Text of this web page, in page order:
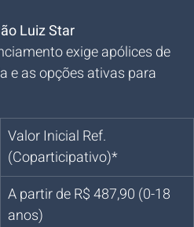
Luiz Star
exige apólices de
e as opções ativas para
Valor Inicial Ref.
(Coparticipativo)*
A partir de R$ 487,90 (0-18
anos)